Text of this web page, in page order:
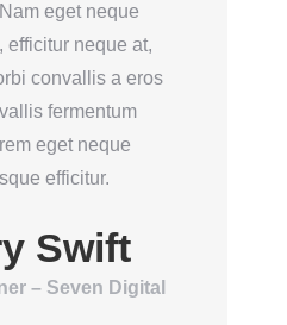
eget neque
efficitur neque at,
convallis a eros
fermentum
eget neque
efficitur.
Swift
– Seven Digital